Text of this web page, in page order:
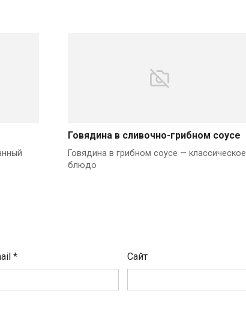
Говядина в сливочно-грибном соусе
Говядина в грибном соусе — классическое
блюдо
* Сайт